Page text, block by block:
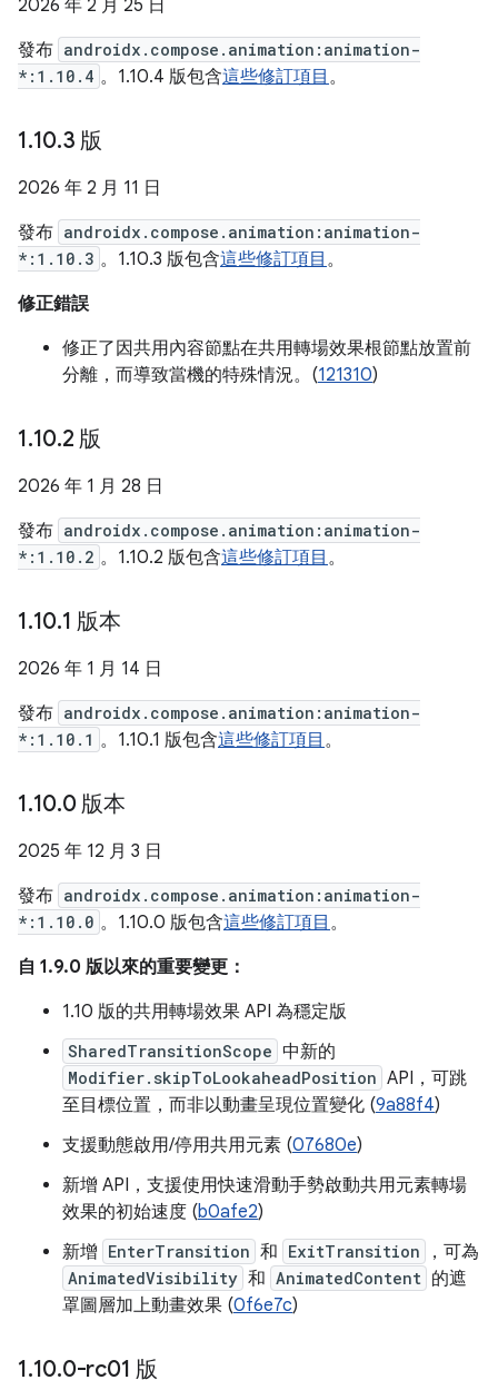
2026 年 2 月 25 日
發布 androidx.compose.animation:animation-
*:1.10.4 。1.10.4 版包含這些修訂項目 。
1.10.3 版
2026 年 2 月 11 日
發布 androidx.compose.animation:animation-
*:1.10.3 。1.10.3 版包含這些修訂項目 。
修正錯誤
修正了因共用內容節點在共用轉場效果根節點放置前
分離，而導致當機的特殊情況。(121310)
1.10.2 版
2026 年 1 月 28 日
發布 androidx.compose.animation:animation-
*:1.10.2 。1.10.2 版包含這些修訂項目 。
1.10.1 版本
2026 年 1 月 14 日
發布 androidx.compose.animation:animation-
*:1.10.1 。1.10.1 版包含這些修訂項目 。
1.10.0 版本
2025 年 12 月 3 日
發布 androidx.compose.animation:animation-
*:1.10.0 。1.10.0 版包含這些修訂項目 。
自 1.9.0 版以來的重要變更：
1.10 版的共用轉場效果 API 為穩定版
SharedTransitionScope 中新的
Modifier.skipToLookaheadPosition API，可跳
至目標位置，而非以動畫呈現位置變化 (9a88f4)
支援動態啟用/停用共用元素 (07680e)
新增 API，支援使用快速滑動手勢啟動共用元素轉場
效果的初始速度 (b0afe2)
新增 EnterTransition 和 ExitTransition ，可為
AnimatedVisibility 和 AnimatedContent 的遮
罩圖層加上動畫效果 (0f6e7c)
1.10.0-rc01 版